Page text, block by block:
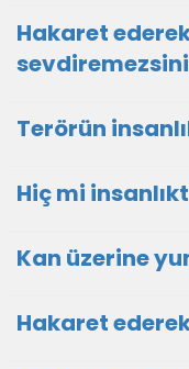
Hakaret
Terörün
Hiç mi
Kan üzerine
Hakaret